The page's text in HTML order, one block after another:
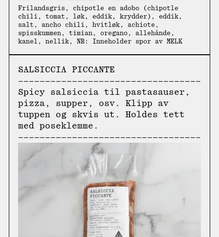
Frilandsgris, chipotle en adobo (chipotle
chili, tomat, løk, eddik, krydder), eddik,
salt, ancho chili, hvitløk, achiote,
spisskummen, timian, oregano, allehånde,
kanel, nellik, NB: Inneholder spor av MELK
SALSICCIA PICCANTE
Spicy salsiccia til pastasauser,
pizza, supper, osv. Klipp av
tuppen og skvis ut. Holdes tett
med poseklemme.